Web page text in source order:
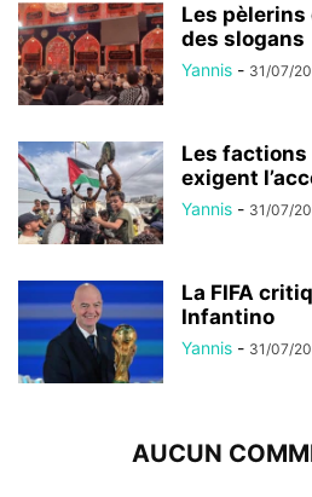
Les pèlerins
des slogans
Yannis - 31/07/
Les
exigent
Yannis - 31/07/
La FIFA
Infantino
Yannis - 31/07/
AUCUN